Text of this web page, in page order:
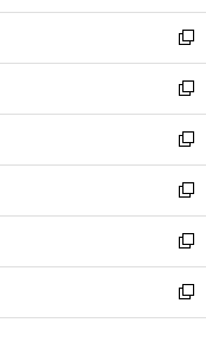
開
く
ウ
で
開
く
ン
ド
ウ
で
開
く
新
し
い
ウ
ィ
ン
ド
ウ
で
開
く
新
し
い
ウ
ィ
ン
ド
ウ
で
開
新
し
い
ウ
ィ
ン
ド
ウ
新
し
い
ウ
ィ
ン
新
し
い
ウ
新
し